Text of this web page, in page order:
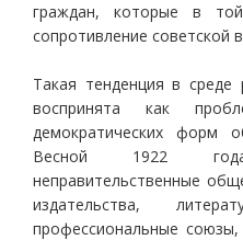
граждан, которые в
сопротивление советской
Такая тенденция в среде
воспринята как
демократических форм
Весной 1922
неправительственные
издательства,
профессиональные